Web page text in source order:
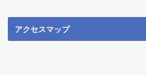
アクセスマップ